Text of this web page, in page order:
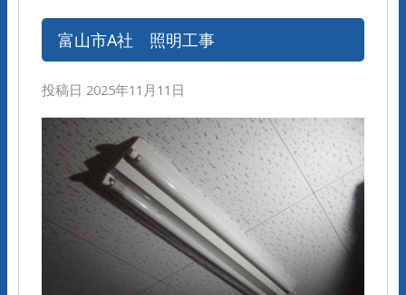
富山市A社 照明工事
投稿日 2025年11月11日